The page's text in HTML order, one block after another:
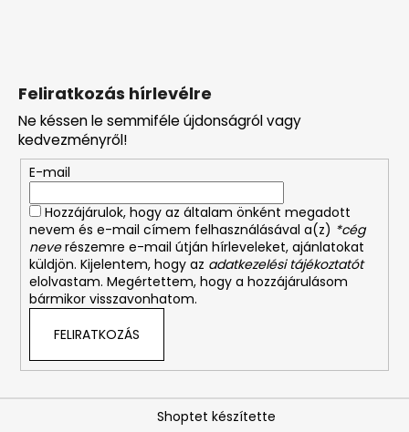
Feliratkozás hírlevélre
Ne késsen le semmiféle újdonságról vagy
kedvezményről!
E-mail
Hozzájárulok, hogy az általam önként megadott
nevem és e-mail címem felhasználásával a(z) *cég
neverészemre e-mail útján hírleveleket, ajánlatokat
küldjön. Kijelentem, hogy az adatkezelési tájékoztatót
elolvastam. Megértettem, hogy a hozzájárulásom
bármikor visszavonhatom.
FELIRATKOZÁS
Shoptet készítette